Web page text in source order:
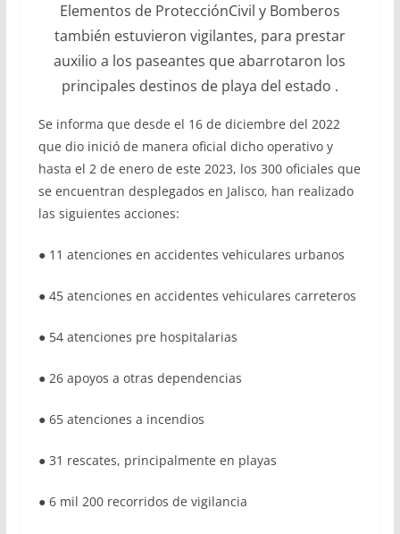
Elementos de ProtecciónCivil y Bomberos
también estuvieron vigilantes, para prestar
auxilio a los paseantes que abarrotaron los
principales destinos de playa del estado .
Se informa que desde el 16 de diciembre del 2022
que dio inició de manera oficial dicho operativo y
hasta el 2 de enero de este 2023, los 300 oficiales que
se encuentran desplegados en Jalisco, han realizado
las siguientes acciones:
● 11 atenciones en accidentes vehiculares urbanos
● 45 atenciones en accidentes vehiculares carreteros
● 54 atenciones pre hospitalarias
● 26 apoyos a otras dependencias
● 65 atenciones a incendios
● 31 rescates, principalmente en playas
● 6 mil 200 recorridos de vigilancia